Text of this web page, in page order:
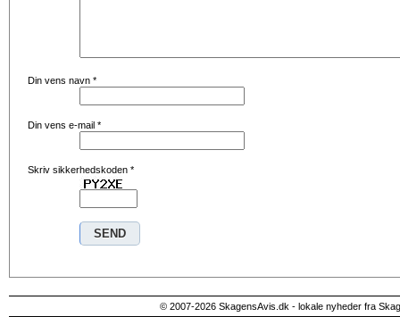
Din vens navn *
Din vens e-mail *
Skriv sikkerhedskoden *
© 2007-2026 SkagensAvis.dk - lokale nyheder fra